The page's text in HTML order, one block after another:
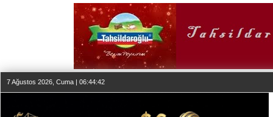
7 Ağustos 2026, Cuma | 06:44:43